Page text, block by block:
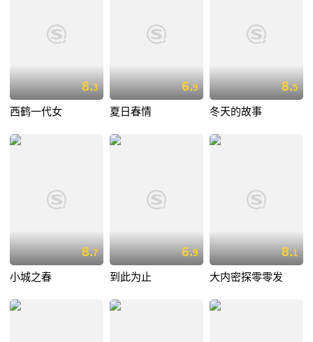
8.3
西鹤一代女
6.9
夏日春情
8.5
冬天的故事
8.7
小城之春
6.9
到此为止
8.1
大内密探零零发